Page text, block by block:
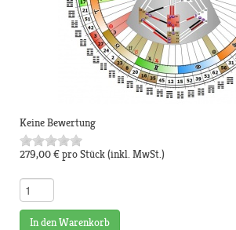
Keine Bewertung
279,00 €pro Stück(inkl. MwSt.)
In den Warenkorb